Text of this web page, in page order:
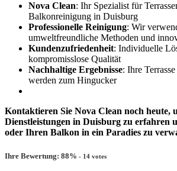
Nova Clean: Ihr Spezialist für
Balkonreinigung in Duisburg
Professionelle Reinigung: Wir
umweltfreundliche Methoden und
Kundenzufriedenheit: Individuelle
kompromisslose Qualität
Nachhaltige Ergebnisse: Ihre
werden zum Hingucker
Kontaktieren Sie Nova Clean noch heute,
Dienstleistungen in Duisburg zu erfahren
oder Ihren Balkon in ein Paradies zu
Ihre Bewertung: 88% - 14 votes